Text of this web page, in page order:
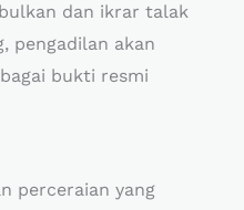
dan ikrar talak
pengadilan akan
bukti resmi
perceraian yang